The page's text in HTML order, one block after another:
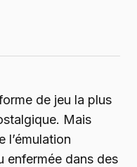
de jeu la plus
Mais
l’émulation
enfermée dans des